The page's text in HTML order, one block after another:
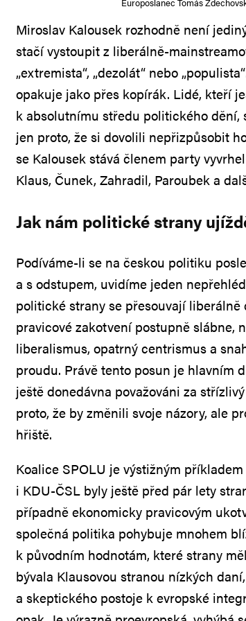
Miroslav Kalousek rozhodně není
stačí vystoupit z liberálně-
„extremista“, „dezolát“ nebo
opakuje jako přes kopírák. Lidé, kteří
k absolutnímu středu politického
jen proto, že si dovolili nepřizpůsobit
se Kalousek stává členem party
Klaus, Čunek, Zahradil, Paroubek a
Jak nám politické strany
Podíváme-li se na českou politiku
a s odstupem, uvidíme jeden
politické strany se přesouvají
pravicové zakotvení postupně slábne,
liberalismus, opatrný centrismus a
proudu. Právě tento posun je hlavním
ještě donedávna považováni za
proto, že by změnili svoje názory, ale
hřiště.
Koalice SPOLU je výstižným
i KDU-ČSL byly ještě před pár lety
případně ekonomicky pravicovým
společná politika pohybuje mnohem
k původním hodnotám, které strany
bývala Klausovou stranou nízkých
a skeptického postoje k evropské